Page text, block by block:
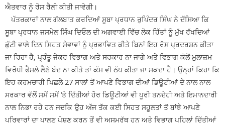
ਐਤਵਾਰ ਨੂੰ ਰੋਸ ਰੈਲੀ ਕੀਤੀ ਜਾਵੇਗੀ।
ਪੱਤਰਕਾਰਾਂ ਨਾਲ ਗੱਲਬਾਤ ਕਰਦਿਆਂ ਸੂਬਾ ਪ੍ਰਧਾਨ ਰੁਪਿੰਦਰ ਸਿੰਘ ਨੇ ਦੱਸਿਆ ਕਿ
ਸੂਬਾ ਪ੍ਰਧਾਨ ਜਸਮੇਲ ਸਿੰਘ ਦਿਓਲ ਦੀ ਅਗਵਾਈ ਵਿੱਚ ਲੋਕ ਹਿੱਤਾਂ ਨੂੰ ਮੁੱਖ ਰੱਖਦਿਆਂ
ਛੁੱਟੀ ਵਾਲੇ ਦਿਨ ਸਿਹਤ ਸੇਵਾਵਾਂ ਨੂੰ ਪ੍ਰਭਾਵਿਤ ਕੀਤੇ ਬਿਨਾਂ ਇਹ ਰੋਸ ਪ੍ਰਦਰਸ਼ਨ ਕੀਤਾ
ਜਾ ਰਿਹਾ ਹੈ, ਪ੍ਰੰਤੂ ਜੇਕਰ ਵਿਭਾਗ ਅਤੇ ਸਰਕਾਰ ਨਾ ਜਾਗੇ ਅਤੇ ਵਿਭਾਗ ਕੋਲੋਂ ਮੁਲਾਜ਼ਮ
ਵਿਰੋਧੀ ਫੈਸਲੇ ਲੈਣੇ ਬੰਦ ਨਾ ਕੀਤੇ ਤਾਂ ਕੰਮ ਵੀ ਠੱਪ ਕੀਤਾ ਜਾ ਸਕਦਾ ਹੈ। ਉਨ੍ਹਾਂ ਕਿਹਾ ਕਿ
ਇਹ ਕਰਮਚਾਰੀ ਪਿਛਲੇ 27 ਸਾਲਾਂ ਤੋਂ ਆਪਣੇ ਵਿਭਾਗ ਦੀਆਂ ਡਿਊਟੀਆਂ ਦੇ ਨਾਲ ਨਾਲ
ਸਰਕਾਰ ਵੱਲੋਂ ਸਮੇਂ ਸਮੇਂ ‘ਤੇ ਦਿੱਤੀਆਂ ਹੋਰ ਡਿਊਟੀਆਂ ਵੀ ਪੂਰੀ ਤਨਦੇਹੀ ਅਤੇ ਇਮਾਨਦਾਰੀ
ਨਾਲ ਨਿਭਾ ਰਹੇ ਹਨ ਜਦਕਿ ਉਹ ਅੱਜ ਤੱਕ ਕਈ ਸਿਹਤ ਸਹੂਲਤਾਂ ਤੋਂ ਬਾਂਝੇ ਆਪਣੇ
ਪਰਿਵਾਰਾਂ ਦਾ ਪਾਲਣ ਪੋਸ਼ਣ ਕਰਨ ਤੋਂ ਵੀ ਅਸਮਰੱਥ ਹਨ ਅਤੇ ਵਿਭਾਗ ਪਹਿਲਾਂ ਦਿੱਤੀਆਂ